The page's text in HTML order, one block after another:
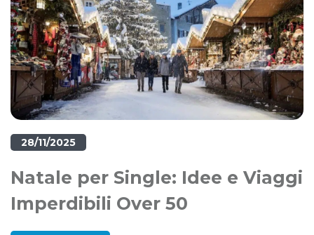
28/11/2025
Natale per Single: Idee e Viaggi
Imperdibili Over 50